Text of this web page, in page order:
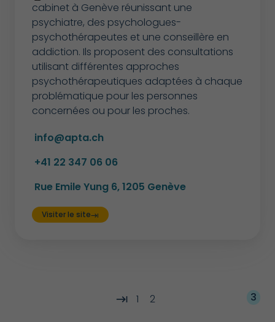
cabinet à Genève réunissant une
psychiatre, des psychologues-
psychothérapeutes et une conseillère en
addiction. Ils proposent des consultations
utilisant différentes approches
psychothérapeutiques adaptées à chaque
problématique pour les personnes
concernées ou pour les proches.
info@apta.ch
+41 22 347 06 06
Rue Emile Yung 6, 1205 Genève
Visiter le sitekeyboard_tab
keyboard_tab 1 2 3